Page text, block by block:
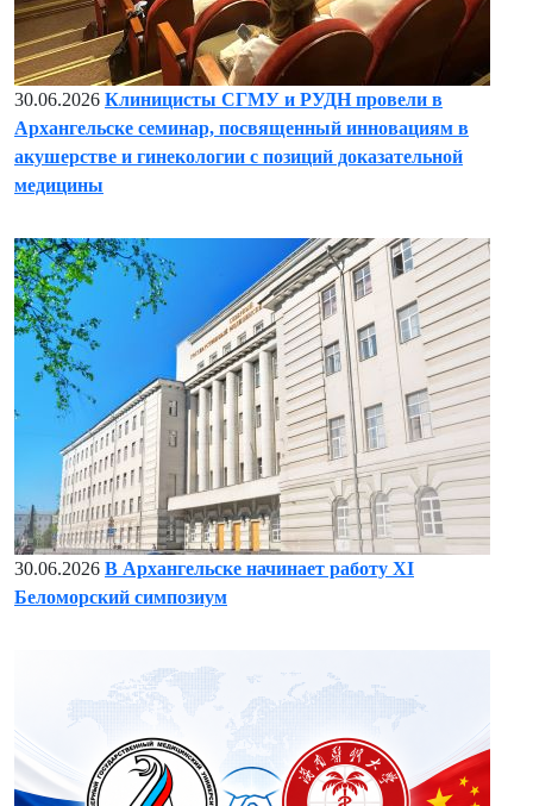
30.06.2026 Клиницисты СГМУ и РУДН провели в
Архангельске семинар, посвященный инновациям в
акушерстве и гинекологии с позиций доказательной
медицины
30.06.2026 В Архангельске начинает работу XI
Беломорский симпозиум